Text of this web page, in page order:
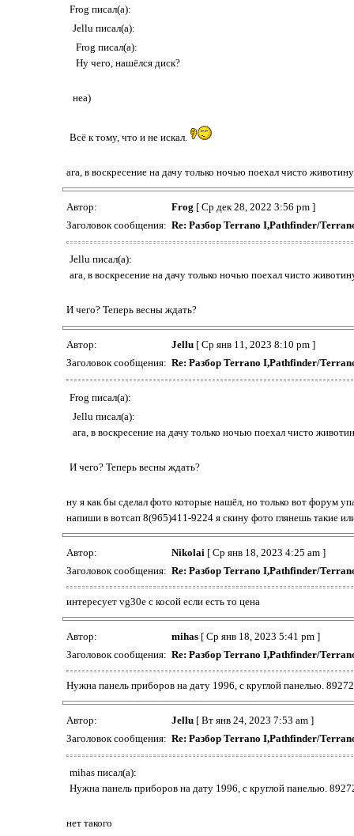
Frog писал(а):
Jellu писал(а):
Frog писал(а):
Ну чего, нашёлся диск?
неа)
Всё к тому, что и не искал.
ага, в воскресение на дачу только ночью поехал чисто
Автор: Frog [ Ср дек 28, 2022 3:56 pm ]
Заголовок сообщения: Re: Разбор Terrano I,Pathfinder/
Jellu писал(а):
ага, в воскресение на дачу только ночью поехал чисто
И чего? Теперь весны ждать?
Автор: Jellu[ Ср янв 11, 2023 8:10 pm ]
Заголовок сообщения: Re: Разбор Terrano I,Pathfinder/
Frog писал(а):
Jellu писал(а):
ага, в воскресение на дачу только ночью поехал чисто
И чего? Теперь весны ждать?
ну я как бы сделал фото которые нашёл, но только вот форум
напиши в вотсап 8(965)411-9224 я скину фото глянешь такие
Автор: Nikolai [ Ср янв 18, 2023 4:25 am ]
Заголовок сообщения: Re: Разбор Terrano I,Pathfinder/
интересует vg30e c косой если есть то цена
Автор: mihas[ Ср янв 18, 2023 5:41 pm ]
Заголовок сообщения: Re: Разбор Terrano I,Pathfinder/
Нужна панель приборов на дату 1996, с круглой панелью.
Автор: Jellu[ Вт янв 24, 2023 7:53 am ]
Заголовок сообщения: Re: Разбор Terrano I,Pathfinder/
mihas писал(а):
Нужна панель приборов на дату 1996, с круглой панелью.
нет такого